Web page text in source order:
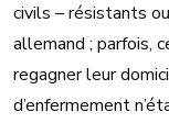
civils – résistants
allemand ; parfois,
regagner leur
d’enfermement